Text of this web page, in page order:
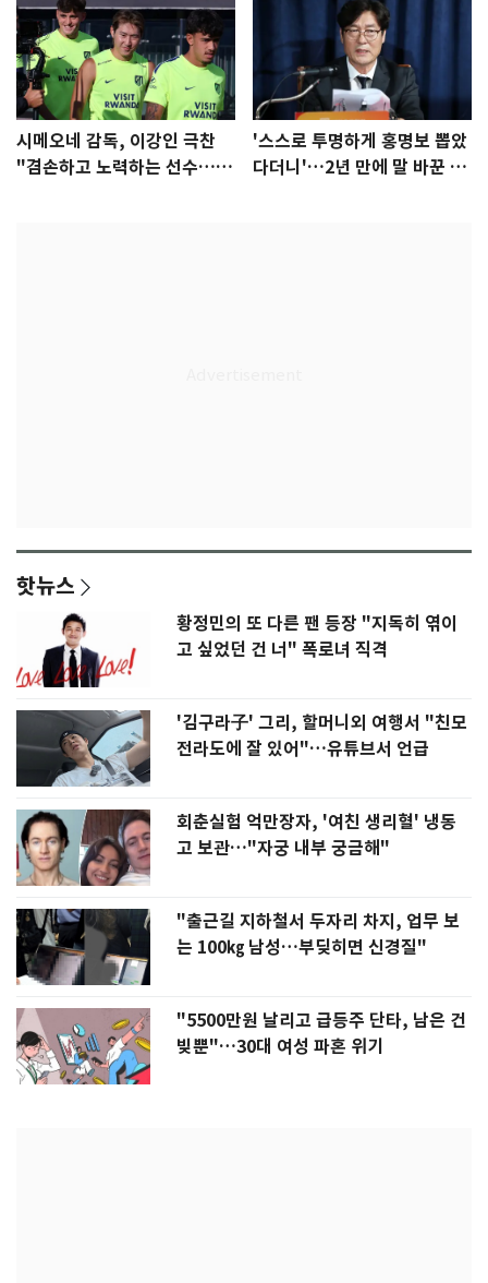
시메오네 감독, 이강인 극찬
"겸손하고 노력하는 선수…좋
'스스로 투명하게 홍명보 뽑았
다더니'…2년 만에 말 바꾼 이
핫뉴스
황정민의 또 다른 팬 등장 "지독히 엮이
고 싶었던 건 너" 폭로녀 직격
'김구라子' 그리, 할머니외 여행서 "친모
전라도에 잘 있어"…유튜브서 언급
회춘실험 억만장자, '여친 생리혈' 냉동
고 보관…"자궁 내부 궁금해"
"출근길 지하철서 두자리 차지, 업무 보
는 100㎏ 남성…부딪히면 신경질"
"5500만원 날리고 급등주 단타, 남은 건
빚뿐"…30대 여성 파혼 위기